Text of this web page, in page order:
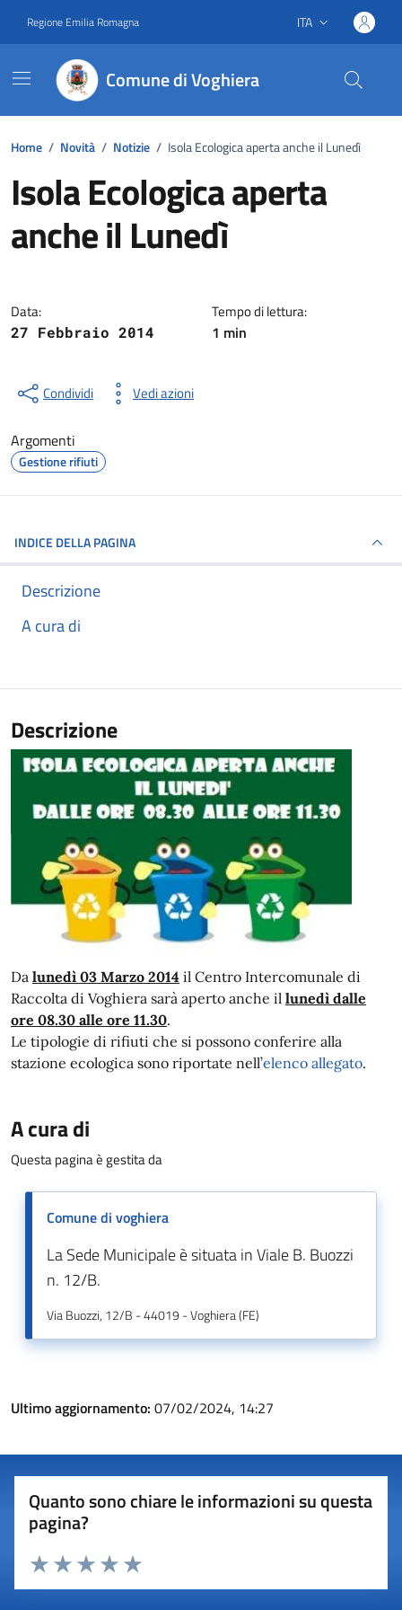
Regione Emilia Romagna Lingua attiva:
ITA
Comune di Voghiera
Home / Novità / Notizie / Isola Ecologica aperta anche il Lunedì
Isola Ecologica aperta
anche il Lunedì
Data:
27 Febbraio 2014
Tempo di lettura:
1 min
Condividi Vedi azioni
Argomenti
Gestione rifiuti
INDICE DELLA PAGINA
Descrizione
A cura di
Descrizione
Da lunedì 03 Marzo 2014 il Centro Intercomunale di
Raccolta di Voghiera sarà aperto anche il lunedì dalle
ore 08.30 alle ore 11.30.
Le tipologie di rifiuti che si possono conferire alla
stazione ecologica sono riportate nell’elenco allegato.
A cura di
Questa pagina è gestita da
Comune di voghiera
La Sede Municipale è situata in Viale B. Buozzi
n. 12/B.
Via Buozzi, 12/B - 44019 - Voghiera (FE)
Ultimo aggiornamento: 07/02/2024, 14:27
Quanto sono chiare le informazioni su questa
pagina?
Valuta 5 stelle su 5
Valuta 4 stelle su 5
Valuta 3 stelle su 5
Valuta 2 stelle su 5
Valuta 1 stelle su 5